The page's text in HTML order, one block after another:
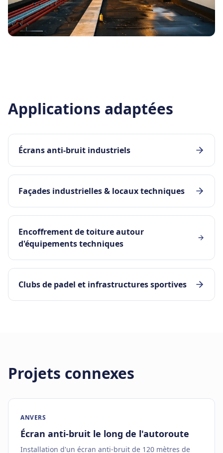
Applications adaptées
Écrans anti-bruit industriels
Façades industrielles & locaux techniques
Encoffrement de toiture autour
d'équipements techniques
Clubs de padel et infrastructures sportives
Projets connexes
ANVERS
Écran anti-bruit le long de l'autoroute
Installation d'un écran anti-bruit de 120 mètres de